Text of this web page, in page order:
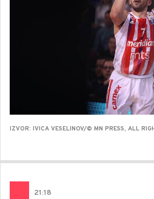
IZVOR: IVICA VESELINOV/© MN PRESS, ALL
21:18